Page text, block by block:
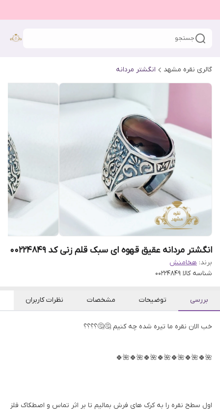
جستجو
گالری نقره مشهد انگشتر مردانه
انگشتر مردانه عقیق قهوه ای سبک قلم زنی کد 00224849
برند: هخامنش
شناسه کالا 00224849
بررسی توضیحات مشخصات نظرات کاربران
خب الان نقره ما تیره شده چه کنیم 🤔🤔؟؟؟؟
🌺🍀🌺🍀🌺🍀🌺🍀🌺🍀🌺🍀🌺🍀
اول سطح نقره را به کرک های فرش بمالیم تا بر اثر تماس و اصطکاک فلز